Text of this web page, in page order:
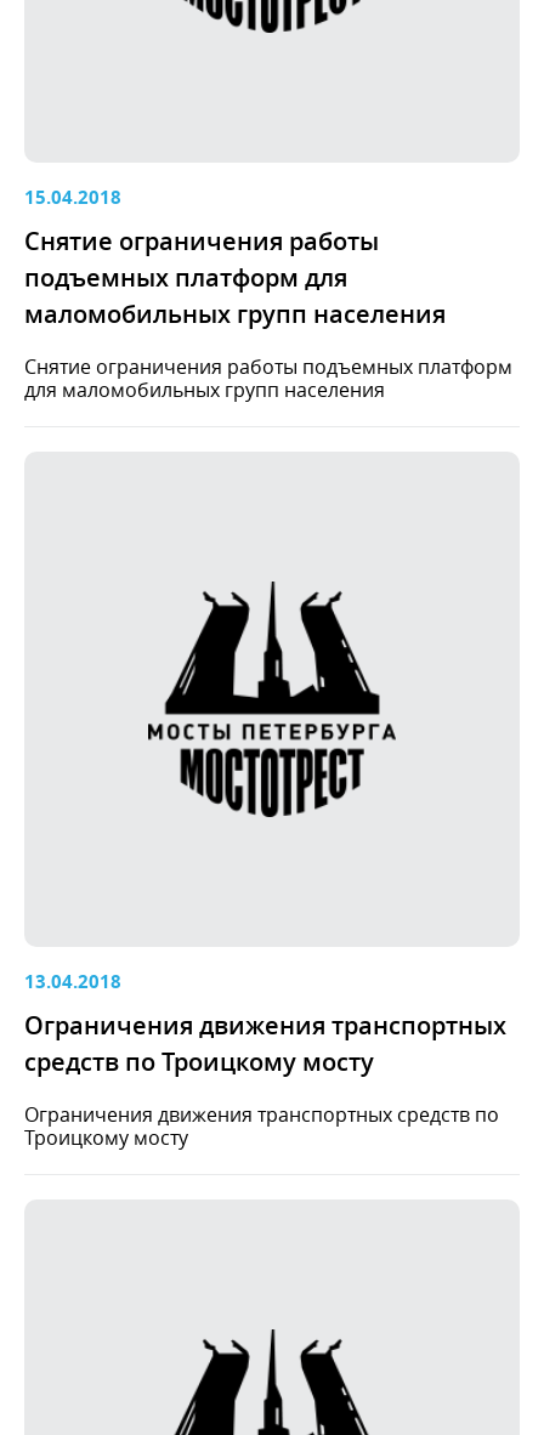
15.04.2018
Снятие ограничения работы
подъемных платформ для
маломобильных групп населения
Снятие ограничения работы подъемных платформ
для маломобильных групп населения
13.04.2018
Ограничения движения транспортных
средств по Троицкому мосту
Ограничения движения транспортных средств по
Троицкому мосту